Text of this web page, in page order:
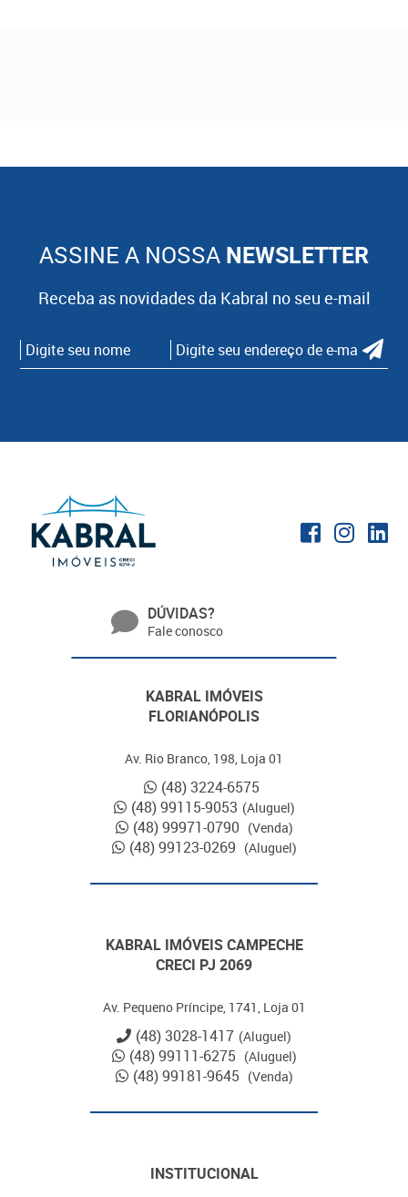
ASSINE A NOSSA NEWSLETTER
Receba as novidades da Kabral no seu e-mail
DÚVIDAS?
Fale conosco
KABRAL IMÓVEIS
FLORIANÓPOLIS
Av. Rio Branco, 198, Loja 01
(48) 3224-6575
(48) 99115-9053 (Aluguel)
(48) 99971-0790 (Venda)
(48) 99123-0269 (Aluguel)
KABRAL IMÓVEIS CAMPECHE
CRECI PJ 2069
Av. Pequeno Príncipe, 1741, Loja 01
(48) 3028-1417 (Aluguel)
(48) 99111-6275 (Aluguel)
(48) 99181-9645 (Venda)
INSTITUCIONAL